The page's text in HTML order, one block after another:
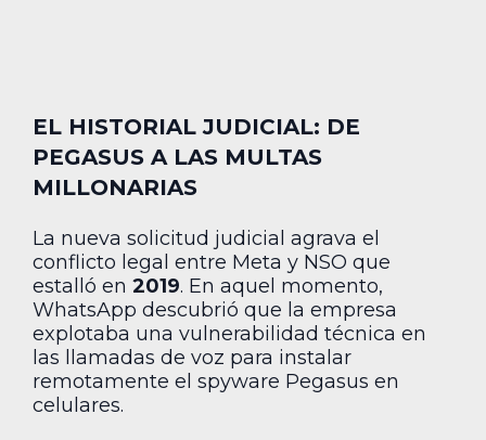
EL HISTORIAL JUDICIAL: DE
PEGASUS A LAS MULTAS
MILLONARIAS
La nueva solicitud judicial agrava el
conflicto legal entre Meta y NSO que
estalló en 2019. En aquel momento,
WhatsApp descubrió que la empresa
explotaba una vulnerabilidad técnica en
las llamadas de voz para instalar
remotamente el spyware Pegasus en
celulares.